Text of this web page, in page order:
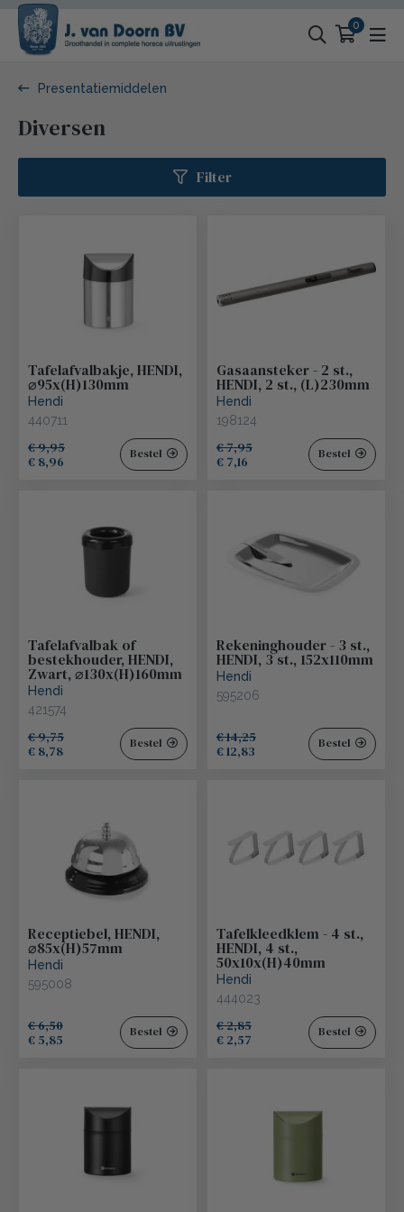
0
Presentatiemiddelen
Diversen
Filter
Tafelafvalbakje, HENDI,
⌀95x(H)130mm
Hendi
440711
€ 9,95
€ 8,96
Bestel
Gasaansteker - 2 st.,
HENDI, 2 st., (L)230mm
Hendi
198124
€ 7,95
€ 7,16
Bestel
Tafelafvalbak of
bestekhouder, HENDI,
Zwart, ⌀130x(H)160mm
Hendi
421574
€ 9,75
€ 8,78
Bestel
Rekeninghouder - 3 st.,
HENDI, 3 st., 152x110mm
Hendi
595206
€ 14,25
€ 12,83
Bestel
Receptiebel, HENDI,
⌀85x(H)57mm
Hendi
595008
€ 6,50
€ 5,85
Bestel
Tafelkleedklem - 4 st.,
HENDI, 4 st.,
50x10x(H)40mm
Hendi
444023
€ 2,85
€ 2,57
Bestel